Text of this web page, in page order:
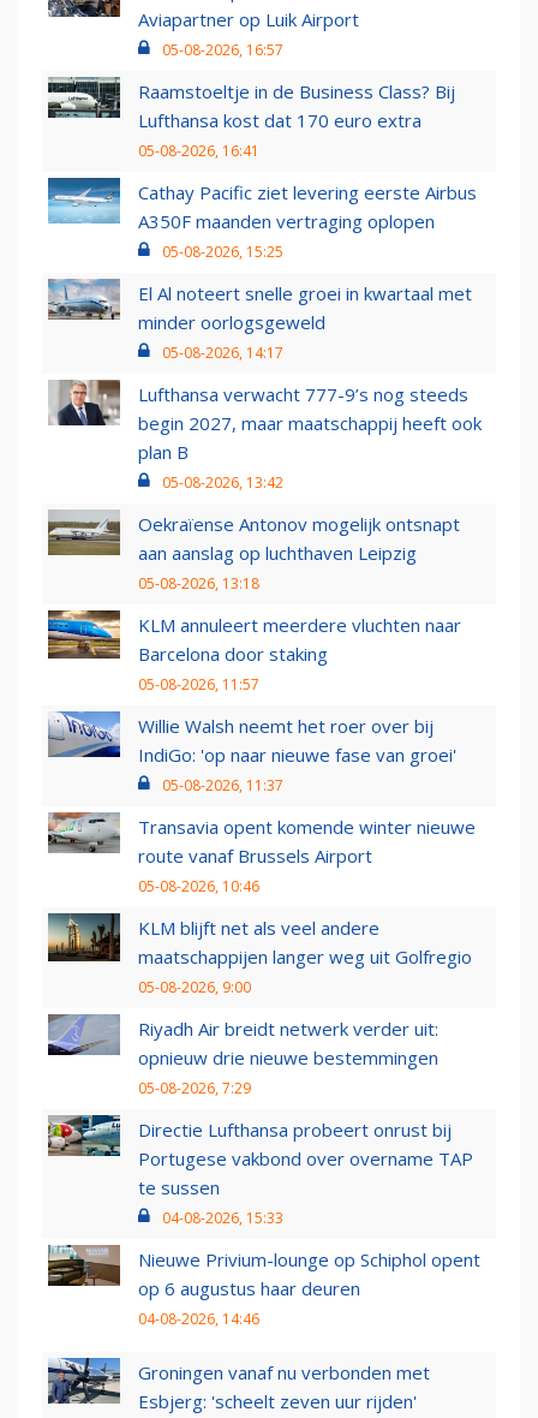
Aviapartner op Luik Airport
05-08-2026, 16:57
Raamstoeltje in de Business Class? Bij
Lufthansa kost dat 170 euro extra
05-08-2026, 16:41
Cathay Pacific ziet levering eerste Airbus
A350F maanden vertraging oplopen
05-08-2026, 15:25
El Al noteert snelle groei in kwartaal met
minder oorlogsgeweld
05-08-2026, 14:17
Lufthansa verwacht 777-9’s nog steeds
begin 2027, maar maatschappij heeft ook
plan B
05-08-2026, 13:42
Oekraïense Antonov mogelijk ontsnapt
aan aanslag op luchthaven Leipzig
05-08-2026, 13:18
KLM annuleert meerdere vluchten naar
Barcelona door staking
05-08-2026, 11:57
Willie Walsh neemt het roer over bij
IndiGo: 'op naar nieuwe fase van groei'
05-08-2026, 11:37
Transavia opent komende winter nieuwe
route vanaf Brussels Airport
05-08-2026, 10:46
KLM blijft net als veel andere
maatschappijen langer weg uit Golfregio
05-08-2026, 9:00
Riyadh Air breidt netwerk verder uit:
opnieuw drie nieuwe bestemmingen
05-08-2026, 7:29
Directie Lufthansa probeert onrust bij
Portugese vakbond over overname TAP
te sussen
04-08-2026, 15:33
Nieuwe Privium-lounge op Schiphol opent
op 6 augustus haar deuren
04-08-2026, 14:46
Groningen vanaf nu verbonden met
Esbjerg: 'scheelt zeven uur rijden'